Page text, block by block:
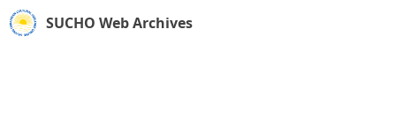
SUCHO Web Archives